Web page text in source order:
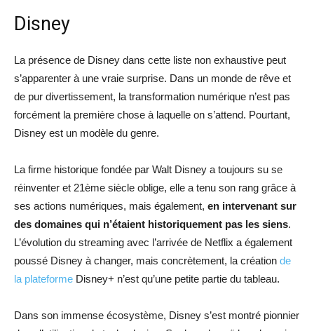
Disney
La présence de Disney dans cette liste non exhaustive peut
s’apparenter à une vraie surprise. Dans un monde de rêve et
de pur divertissement, la transformation numérique n’est pas
forcément la première chose à laquelle on s’attend. Pourtant,
Disney est un modèle du genre.
La firme historique fondée par Walt Disney a toujours su se
réinventer et 21ème siècle oblige, elle a tenu son rang grâce à
ses actions numériques, mais également, en intervenant sur
des domaines qui n’étaient historiquement pas les siens.
L’évolution du streaming avec l’arrivée de Netflix a également
poussé Disney à changer, mais concrètement, la création de
la plateforme Disney+ n’est qu’une petite partie du tableau.
Dans son immense écosystème, Disney s’est montré pionnier